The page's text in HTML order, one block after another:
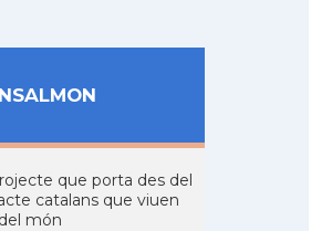
que porta des del
catalans que viuen
món